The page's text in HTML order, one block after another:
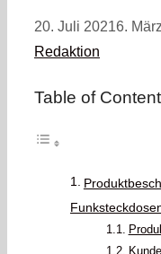
20. Juli 20216.
Redaktion
Table of